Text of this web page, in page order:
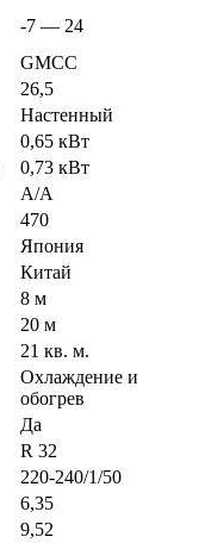
-7 — 24
GMCC
26,5
Настенный
0,65 кВт
0,73 кВт
A/A
470
Япония
Китай
8 м
20 м
21 кв. м.
Охлаждение и
обогрев
Да
R 32
220-240/1/50
6,35
9,52